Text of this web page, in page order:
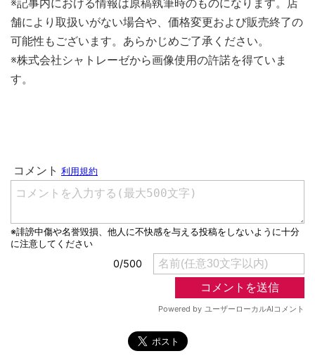
※記事内における情報は原稿執筆時のものになります。店
舗により取扱いがない場合や、価格変更および販売終了の
可能性もございます。あらかじめご了承ください。
※株式会社シャトレーゼから画像使用の許諾を得ていま
す。